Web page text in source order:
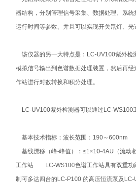
器结构，分别管理信号采集、数据处理、系
运行时间等参数。并且可以实现开关氘灯、
该仪器的另一大特点是：LC-UV100紫外检
模拟信号输出到色谱数据处理装置，然后再
作站进行对数转换和积分处理。
LC-UV100紫外检测器可以通过LC-WS100
基本技术指标：波长范围：190～
基线漂移（峰-峰值）：≤1×10-4AU（流
工作站 LC-WS100色谱工作站具有双重功
制可多达四台的LC-P100 的高压恒流泵及